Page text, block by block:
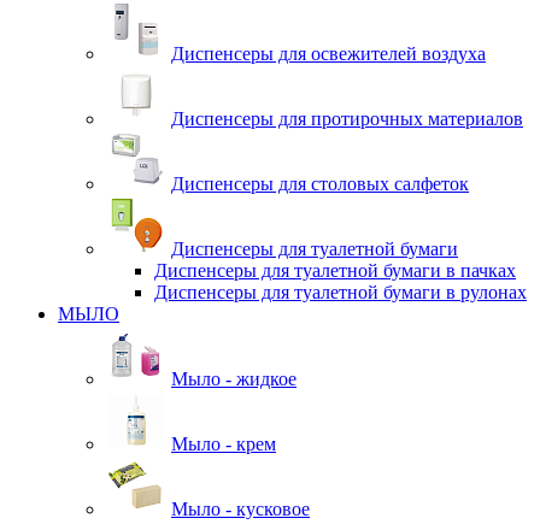
Диспенсеры для освежителей воздуха
Диспенсеры для протирочных материалов
Диспенсеры для столовых салфеток
Диспенсеры для туалетной бумаги
Диспенсеры для туалетной бумаги в пачках
Диспенсеры для туалетной бумаги в рулонах
МЫЛО
Мыло - жидкое
Мыло - крем
Мыло - кусковое